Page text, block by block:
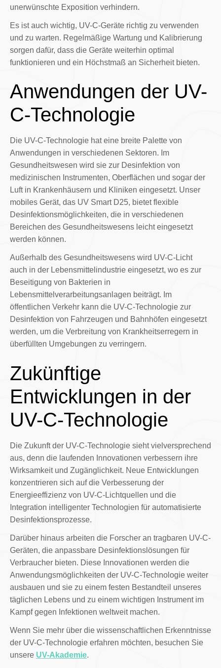
unerwünschte Exposition verhindern.
Es ist auch wichtig, UV-C-Geräte richtig zu verwenden
und zu warten. Regelmäßige Wartung und Kalibrierung
sorgen dafür, dass die Geräte weiterhin optimal
funktionieren und ein Höchstmaß an Sicherheit bieten.
Anwendungen der UV-
C-Technologie
Die UV-C-Technologie hat eine breite Palette von
Anwendungen in verschiedenen Sektoren. Im
Gesundheitswesen wird sie zur Desinfektion von
medizinischen Instrumenten, Oberflächen und sogar der
Luft in Krankenhäusern und Kliniken eingesetzt. Unser
mobiles Gerät, das UV Smart D25, bietet flexible
Desinfektionsmöglichkeiten, die in verschiedenen
Bereichen des Gesundheitswesens leicht eingesetzt
werden können.
Außerhalb des Gesundheitswesens wird UV-C-Licht
auch in der Lebensmittelindustrie eingesetzt, wo es zur
Beseitigung von Bakterien in
Lebensmittelverarbeitungsanlagen beiträgt. Im
öffentlichen Verkehr kann die UV-C-Technologie zur
Desinfektion von Fahrzeugen und Bahnhöfen eingesetzt
werden, um die Verbreitung von Krankheitserregern in
überfüllten Umgebungen zu verringern.
Zukünftige
Entwicklungen in der
UV-C-Technologie
Die Zukunft der UV-C-Technologie sieht vielversprechend
aus, denn die laufenden Innovationen verbessern ihre
Wirksamkeit und Zugänglichkeit. Neue Entwicklungen
konzentrieren sich auf die Verbesserung der
Energieeffizienz von UV-C-Lichtquellen und die
Integration intelligenter Technologien für automatisierte
Desinfektionsprozesse.
Darüber hinaus arbeiten die Forscher an tragbaren UV-C-
Geräten, die anpassbare Desinfektionslösungen für
Verbraucher bieten. Diese Innovationen werden die
Anwendungsmöglichkeiten der UV-C-Technologie weiter
ausbauen und sie zu einem festen Bestandteil unseres
täglichen Lebens und zu einem wichtigen Instrument im
Kampf gegen Infektionen weltweit machen.
Wenn Sie mehr über die wissenschaftlichen Erkenntnisse
der UV-C-Technologie erfahren möchten, besuchen Sie
unsere UV-Akademie.